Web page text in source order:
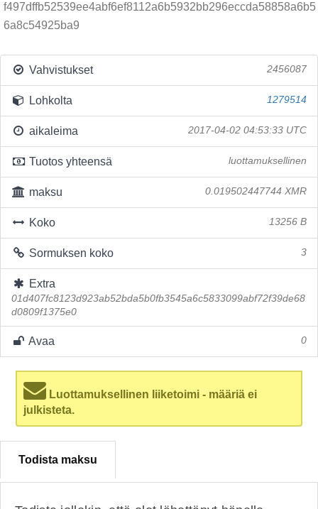
f497dffb52539ee4abf6ef8112a6b5932bb296eccda58858a6b5
6a8c54925ba9
Vahvistukset 2456087
Lohkolta 1279514
aikaleima 2017-04-02 04:53:33 UTC
Tuotos yhteensä luottamuksellinen
maksu 0.019502447744 XMR
Koko 13256 B
Sormuksen koko 3
Extra
01d407fc8123d923ab52bda5b0fb3545a6c5833099abf72f39de68
d0809f1375e0
Avaa 0
Luottamuksellinen liiketoimi - määriä ei
julkisteta.
Todista maksu